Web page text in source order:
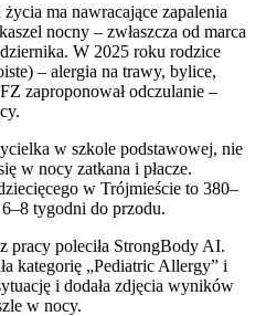
ma nawracające zapalenia
nocny – zwłaszcza od marca
W 2025 roku rodzice
– alergia na trawy, bylice,
zaproponował odczulanie –
w szkole podstawowej, nie
w nocy zatkana i płacze.
w Trójmieście to 380–
6–8 tygodni do przodu.
pracy poleciła StrongBody AI.
kategorię „Pediatric Allergy” i
i dodała zdjęcia wyników
w nocy.